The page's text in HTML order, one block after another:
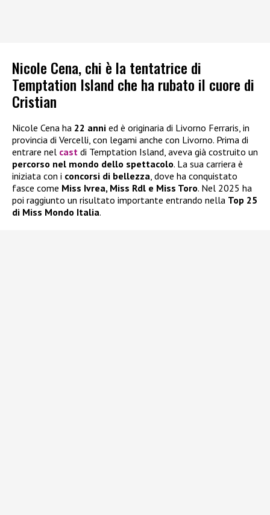
Nicole Cena, chi è la tentatrice di
Temptation Island che ha rubato il cuore di
Cristian
Nicole Cena ha 22 anni ed è originaria di Livorno Ferraris, in
provincia di Vercelli, con legami anche con Livorno. Prima di
entrare nel cast di Temptation Island, aveva già costruito un
percorso nel mondo dello spettacolo. La sua carriera è
iniziata con i concorsi di bellezza , dove ha conquistato
fasce come Miss Ivrea, Miss Rdl e Miss Toro. Nel 2025 ha
poi raggiunto un risultato importante entrando nella Top 25
di Miss Mondo Italia.